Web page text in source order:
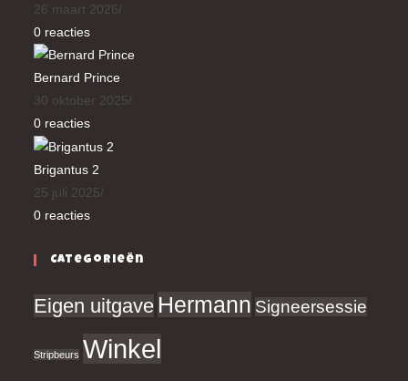
26 maart 2026/
0 reacties
Bernard Prince
30 oktober 2025/
0 reacties
Brigantus 2
25 juli 2025/
0 reacties
Categorieën
Eigen uitgave Hermann Signeersessie
Stripbeurs Winkel